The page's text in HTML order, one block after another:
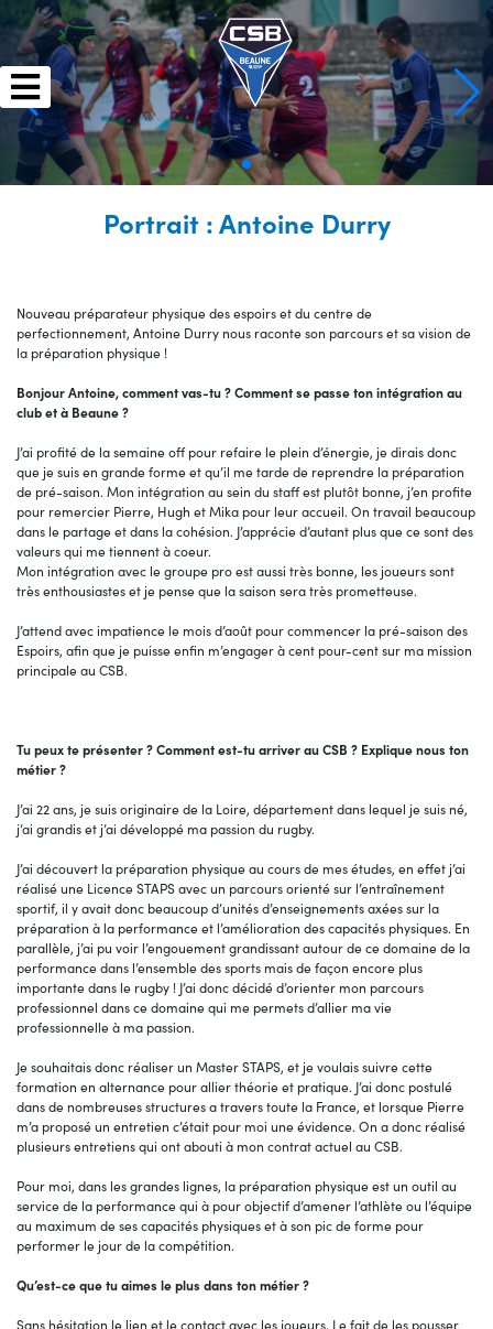
to
content
Portrait : Antoine Durry
Nouveau préparateur physique des espoirs et du centre de
perfectionnement, Antoine Durry nous raconte son parcours et sa vision de
la préparation physique !
Bonjour Antoine, comment vas-tu ? Comment se passe ton intégration au
club et à Beaune ?
J’ai profité de la semaine off pour refaire le plein d’énergie, je dirais donc
que je suis en grande forme et qu’il me tarde de reprendre la préparation
de pré-saison. Mon intégration au sein du staff est plutôt bonne, j’en profite
pour remercier Pierre, Hugh et Mika pour leur accueil. On travail beaucoup
dans le partage et dans la cohésion. J’apprécie d’autant plus que ce sont des
valeurs qui me tiennent à coeur.
Mon intégration avec le groupe pro est aussi très bonne, les joueurs sont
très enthousiastes et je pense que la saison sera très prometteuse.
J’attend avec impatience le mois d’août pour commencer la pré-saison des
Espoirs, afin que je puisse enfin m’engager à cent pour-cent sur ma mission
principale au CSB.
Tu peux te présenter ? Comment est-tu arriver au CSB ? Explique nous ton
métier ?
J’ai 22 ans, je suis originaire de la Loire, département dans lequel je suis né,
j’ai grandis et j’ai développé ma passion du rugby.
J’ai découvert la préparation physique au cours de mes études, en effet j’ai
réalisé une Licence STAPS avec un parcours orienté sur l’entraînement
sportif, il y avait donc beaucoup d’unités d’enseignements axées sur la
préparation à la performance et l’amélioration des capacités physiques. En
parallèle, j’ai pu voir l’engouement grandissant autour de ce domaine de la
performance dans l’ensemble des sports mais de façon encore plus
importante dans le rugby ! J’ai donc décidé d’orienter mon parcours
professionnel dans ce domaine qui me permets d’allier ma vie
professionnelle à ma passion.
Je souhaitais donc réaliser un Master STAPS, et je voulais suivre cette
formation en alternance pour allier théorie et pratique. J’ai donc postulé
dans de nombreuses structures a travers toute la France, et lorsque Pierre
m’a proposé un entretien c’était pour moi une évidence. On a donc réalisé
plusieurs entretiens qui ont abouti à mon contrat actuel au CSB.
Pour moi, dans les grandes lignes, la préparation physique est un outil au
service de la performance qui à pour objectif d’amener l’athlète ou l’équipe
au maximum de ses capacités physiques et à son pic de forme pour
performer le jour de la compétition.
Qu’est-ce que tu aimes le plus dans ton métier ?
Sans hésitation le lien et le contact avec les joueurs. Le fait de les pousser